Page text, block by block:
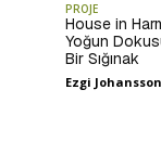
PROJE
House in
Yoğun
Bir Sığınak
Ezgi Johansson